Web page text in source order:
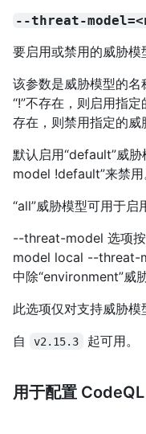
--threat-
要启用或禁用的威胁模
该参数是威胁模型的名
“!”不存在，则启用指
存在，则禁用指定的威
默认启用“default”威
model !default”来禁用
“all”威胁模型可用于启
--threat-model 选项
model local --threat-
中除“environment”威
此选项仅对支持威胁模
自
v2.15.3 起可用。
用于配置